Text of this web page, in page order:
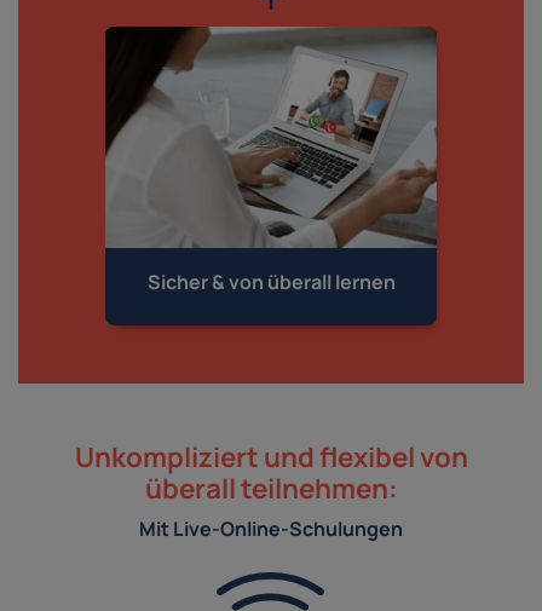
Sicher & von überall lernen
Unkompliziert und flexibel von
überall teilnehmen:
Mit Live-Online-Schulungen